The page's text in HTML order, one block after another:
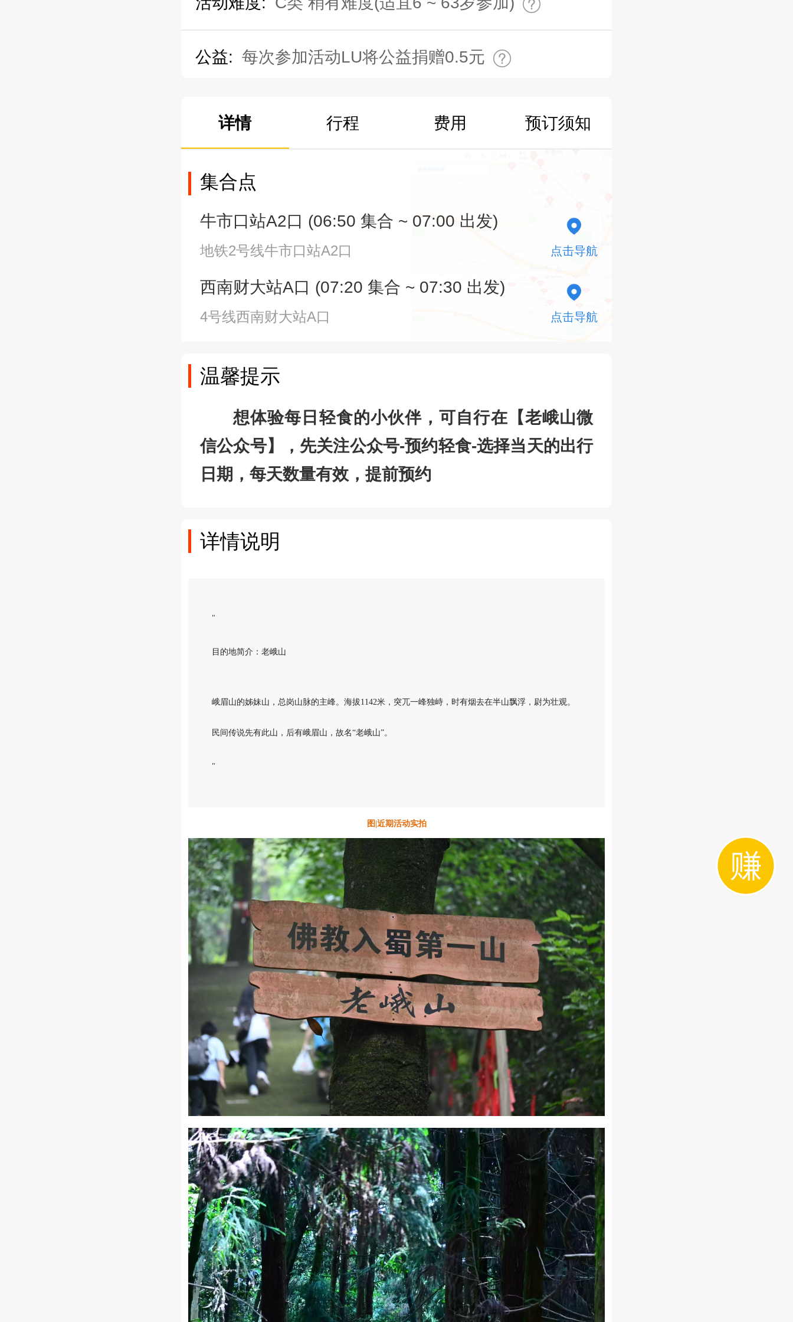
公益: 每次参加活动LU将公益捐赠0.5元
详情 行程 费用 预订须知
集合点
牛市口站A2口 (06:50 集合 ~ 07:00 出发)
地铁2号线牛市口站A2口 点击导航
西南财大站A口 (07:20 集合 ~ 07:30 出发)
4号线西南财大站A口 点击导航
温馨提示
想体验每日轻食的小伙伴，可自行在【老峨山微
信公众号】，先关注公众号-预约轻食-选择当天的出行
日期，每天数量有效，提前预约
详情说明
"
目的地简介：老峨山
峨眉山的姊妹山，总岗山脉的主峰。海拔1142米，突兀一峰独峙，时有烟去在半山飘浮，尉为壮观。
民间传说先有此山，后有峨眉山，故名“老峨山”。
"
图|近期活动实拍